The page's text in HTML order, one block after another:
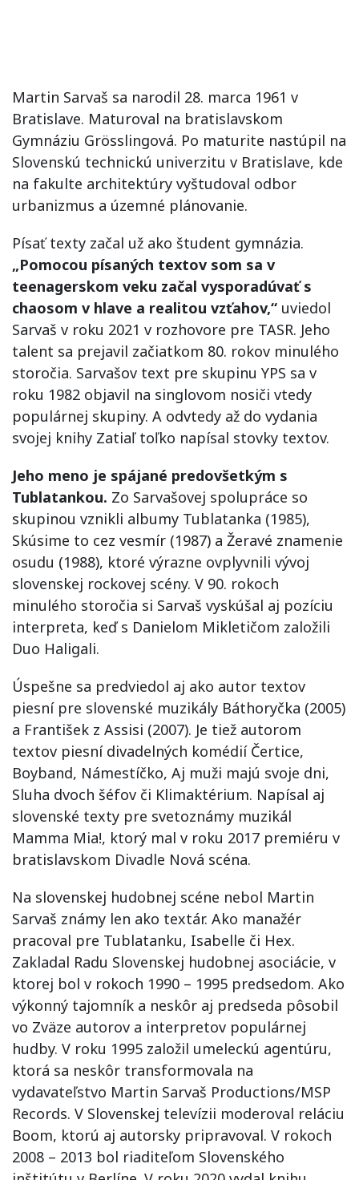
Martin Sarvaš sa narodil 28. marca 1961 v
Bratislave. Maturoval na bratislavskom
Gymnáziu Grösslingová. Po maturite nastúpil na
Slovenskú technickú univerzitu v Bratislave, kde
na fakulte architektúry vyštudoval odbor
urbanizmus a územné plánovanie.
Písať texty začal už ako študent gymnázia.
„Pomocou písaných textov som sa v
teenagerskom veku začal vysporadúvať s
chaosom v hlave a realitou vzťahov,“ uviedol
Sarvaš v roku 2021 v rozhovore pre TASR. Jeho
talent sa prejavil začiatkom 80. rokov minulého
storočia. Sarvašov text pre skupinu YPS sa v
roku 1982 objavil na singlovom nosiči vtedy
populárnej skupiny. A odvtedy až do vydania
svojej knihy Zatiaľ toľko napísal stovky textov.
Jeho meno je spájané predovšetkým s
Tublatankou. Zo Sarvašovej spolupráce so
skupinou vznikli albumy Tublatanka (1985),
Skúsime to cez vesmír (1987) a Žeravé znamenie
osudu (1988), ktoré výrazne ovplyvnili vývoj
slovenskej rockovej scény. V 90. rokoch
minulého storočia si Sarvaš vyskúšal aj pozíciu
interpreta, keď s Danielom Mikletičom založili
Duo Haligali.
Úspešne sa predviedol aj ako autor textov
piesní pre slovenské muzikály Báthoryčka (2005)
a František z Assisi (2007). Je tiež autorom
textov piesní divadelných komédií Čertice,
Boyband, Námestíčko, Aj muži majú svoje dni,
Sluha dvoch šéfov či Klimaktérium. Napísal aj
slovenské texty pre svetoznámy muzikál
Mamma Mia!, ktorý mal v roku 2017 premiéru v
bratislavskom Divadle Nová scéna.
Na slovenskej hudobnej scéne nebol Martin
Sarvaš známy len ako textár. Ako manažér
pracoval pre Tublatanku, Isabelle či Hex.
Zakladal Radu Slovenskej hudobnej asociácie, v
ktorej bol v rokoch 1990 – 1995 predsedom. Ako
výkonný tajomník a neskôr aj predseda pôsobil
vo Zväze autorov a interpretov populárnej
hudby. V roku 1995 založil umeleckú agentúru,
ktorá sa neskôr transformovala na
vydavateľstvo Martin Sarvaš Productions/MSP
Records. V Slovenskej televízii moderoval reláciu
Boom, ktorú aj autorsky pripravoval. V rokoch
2008 – 2013 bol riaditeľom Slovenského